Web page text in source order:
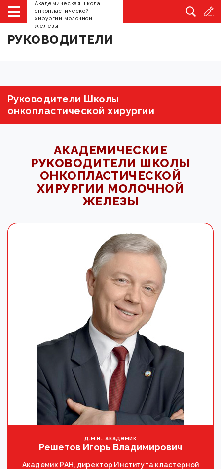
Академическая школа
онкопластической
хирургии молочной
железы
Главная Руководители
РУКОВОДИТЕЛИ
Руководители Школы
онкопластической хирургии
АКАДЕМИЧЕСКИЕ
РУКОВОДИТЕЛИ ШКОЛЫ
ОНКОПЛАСТИЧЕСКОЙ
ХИРУРГИИ МОЛОЧНОЙ
ЖЕЛЕЗЫ
д.м.н., академик
Решетов Игорь Владимирович
Академик РАН, директор Института кластерной